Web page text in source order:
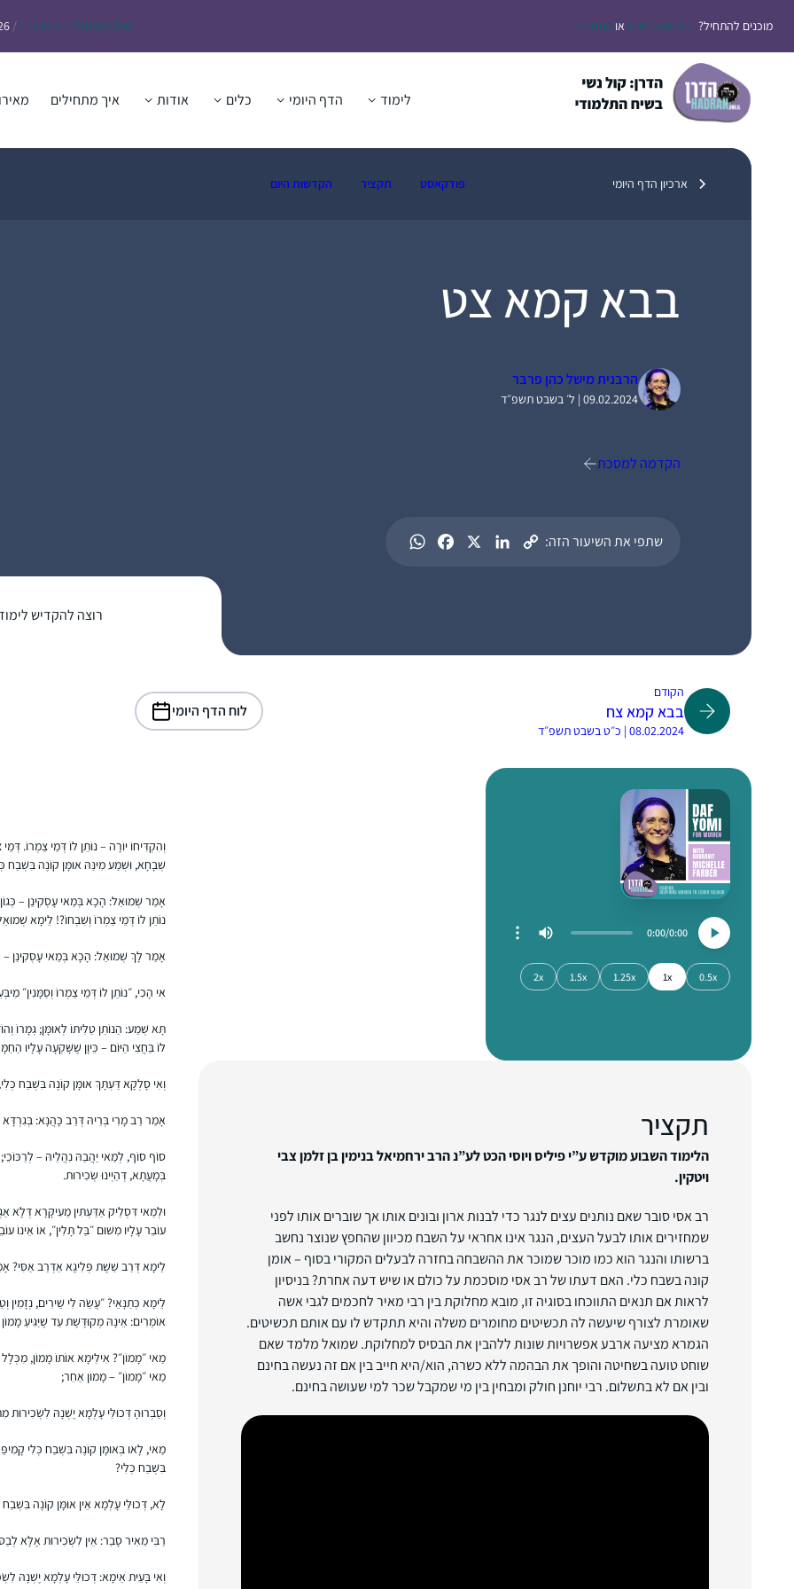
לתוכןמוכנים להתחיל? הירשמו בחינם או התחברו Today’s Daf – זבחים נ״ו /
לימוד הדף היומי כלים אודות איך מתחילים
ארכיון הדף היומי פודקאסט תקציר הקדשות היום
בבא קמא צט
הרבנית מישל כהן פרבר
09.02.2024 | ל׳ בשבט תשפ״ד
הקדמה למסכת
שתפי את השיעור הזה:
רוצה להקדיש
הקודם
בבא קמא צח
08.02.2024 | כ״ט בשבט תשפ״ד
לוח הדף היומי
0:00
0:00
0.5x
1x
1.25x
1.5x
2x
תקציר
הלימוד השבוע מוקדש ע”י פיליס ויוסי הכט לע”נ הרב ירחמיאל בנימין בן זלמן צבי
ויטקין.
רב אסי סובר שאם נותנים עצים לנגר כדי לבנות ארון ובונים אותו אך שוברים אותו לפני
שמחזירים אותו לבעל העצים, הנגר אינו אחראי על השבח מכיוון שהחפץ שנוצר נחשב
ברשותו והנגר הוא כמו מוכר שמוכר את ההשבחה בחזרה לבעלים המקורי בסוף – אומן
קונה בשבח כלי. האם דעתו של רב אסי מוסכמת על כולם או שיש דעה אחרת? בניסיון
לראות אם תנאים התווכחו בסוגיה זו, מובא מחלוקת בין רבי מאיר לחכמים לגבי אשה
שאומרת לצורף שיעשה לה תכשיטים מחומרים משלה והיא תתקדש לו עם אותם תכשיטים.
הגמרא מציעה ארבע אפשרויות שונות ללהבין את הבסיס למחלוקת. שמואל מלמד שאם
שוחט טועה בשחיטה והופך את הבהמה ללא כשרה, הוא/היא חייב בין אם זה נעשה בחינם
ובין אם לא בתשלום. רבי יוחנן חולק ומבחין בין מי שמקבל שכר למי שעושה בחינם.
וְהִקְדִּיחוֹ יוֹרָה – נוֹתֵן לוֹ דְּמֵי צַמְרוֹ.
שְׁבָחָא, וּשְׁמַע מִינַּהּ אוּמָּן קוֹנֶה בִּשְׁבַח
אָמַר שְׁמוּאֵל: הָכָא בְּמַאי עָסְקִינַן –
נוֹתֵן לוֹ דְּמֵי צַמְרוֹ וְשִׁבְחוֹ?! לֵימָא
אָמַר לָךְ שְׁמוּאֵל: הָכָא בְּמַאי עָסְקִינַן –
אִי הָכִי, ״נוֹתֵן לוֹ דְּמֵי צַמְרוֹ וְסַמָּנִין״
תָּא שְׁמַע: הַנּוֹתֵן טַלִּיתוֹ לְאוּמָּן; גְּמָרוֹ
לוֹ בַּחֲצִי הַיּוֹם – כֵּיוָן שֶׁשָּׁקְעָה עָלָיו
וְאִי סָלְקָא דַּעְתָּךְ אוּמָּן קוֹנֶה בִּשְׁבַח
אָמַר רַב מָרִי בְּרֵיהּ דְּרַב כָּהֲנָא:
סוֹף סוֹף, לְמַאי יַהֲבַהּ נִהֲלֵיהּ –
בְּמָעֲתָא, דְּהַיְינוּ שְׂכִירוּת.
וּלְמַאי דִּסְלֵיק אַדַּעְתִּין מֵעִיקָּרָא דְּלָא
עוֹבֵר עָלָיו מִשּׁוּם ״בַּל תָּלִין״, אוֹ אֵינוֹ
לֵימָא דְּרַב שֵׁשֶׁת פְּלִיגָא אַדְּרַב אַסִּי?
לֵימָא כְּתַנָּאֵי? ״עֲשֵׂה לִי שֵׁירִים, נְזָמִין
אוֹמְרִים: אֵינָהּ מְקוּדֶּשֶׁת עַד שֶׁיַּגִּיעַ
מַאי ״מָמוֹן״? אִילֵּימָא אוֹתוֹ מָמוֹן,
מַאי ״מָמוֹן״ – מָמוֹן אַחֵר;
וְסַבְרוּהָ דְּכוּלֵּי עָלְמָא יֶשְׁנָהּ לִשְׂכִירוּת
מַאי, לָאו בְּאוּמָּן קוֹנֶה בִּשְׁבַח כְּלִי
בִּשְׁבַח כְּלִי?
לָא, דְּכוּלֵּי עָלְמָא אֵין אוּמָּן קוֹנֶה
רַבִּי מֵאִיר סָבַר: אֵין לִשְׂכִירוּת אֶלָּא
וְאִי בָּעֵית אֵימָא: דְּכוּלֵּי עָלְמָא יֶשְׁנָהּ